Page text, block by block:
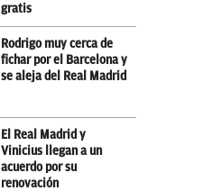
gratis
Rodrigo muy cerca de
fichar por el Barcelona y
se aleja del Real Madrid
El Real Madrid y
Vinicius llegan a un
acuerdo por su
renovación